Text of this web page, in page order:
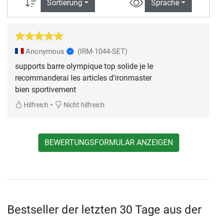
Sortierung Sprache
Anonymous (IRM-1044-SET)
supports barre olympique top solide je le
recommanderai les articles d'ironmaster
bien sportivement
Hilfreich • Nicht hilfreich
BEWERTUNGSFORMULAR ANZEIGEN
Bestseller der letzten 30 Tage aus der